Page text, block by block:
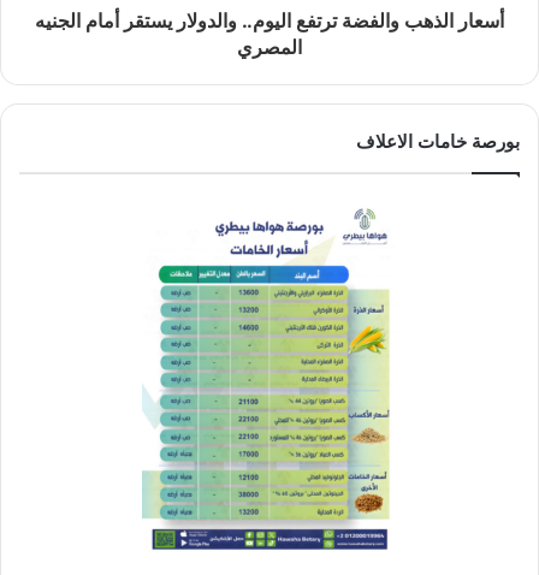
أسعار الذهب والفضة ترتفع اليوم.. والدولار يستقر أمام الجنيه
المصري
بورصة خامات الاعلاف